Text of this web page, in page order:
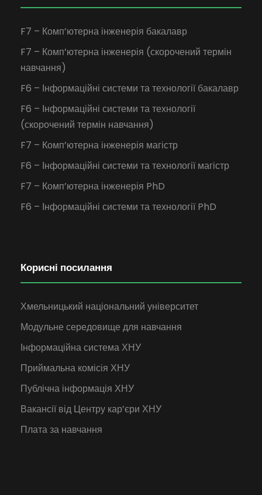
F7 – Комп’ютерна інженерія бакалавр
F7 – Комп’ютерна інженерія (скорочений термін
навчання)
F6 – Інформаційні системи та технології бакалавр
F6 – Інформаційні системи та технології
(скорочений термін навчання)
F7 – Комп’ютерна інженерія магістр
F6 – Інформаційні системи та технології магістр
F7 – Комп’ютерна інженерія PhD
F6 – Інформаційні системи та технології PhD
Корисні посилання
Хмельницький національний університет
Модульне середовище для навчання
Інформаційна система ХНУ
Приймальна комісія ХНУ
Публічна інформація ХНУ
Вакансії від Центру кар’єри ХНУ
Плата за навчання